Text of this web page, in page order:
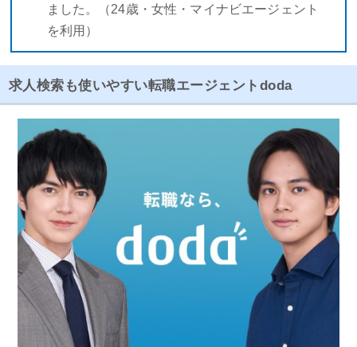
ました。（24歳・女性・マイナビエージェント
を利用）
求人検索も使いやすい転職エージェントdoda